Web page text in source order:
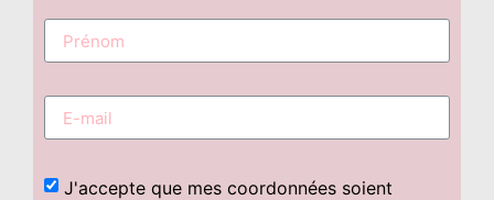
J'accepte que mes coordonnées soient